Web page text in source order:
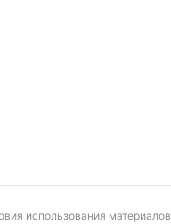
использования материалов